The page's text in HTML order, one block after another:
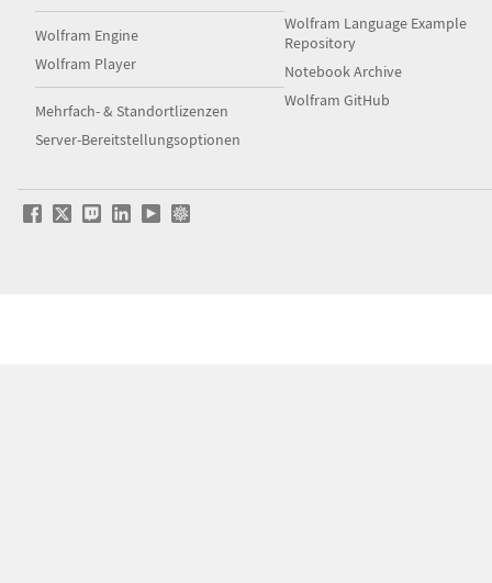
Wolfram Engine
Wolfram Player
Mehrfach- & Standortlizenzen
Server-Bereitstellungsoptionen
Wolfram Language Example
Repository
Notebook Archive
Wolfram GitHub